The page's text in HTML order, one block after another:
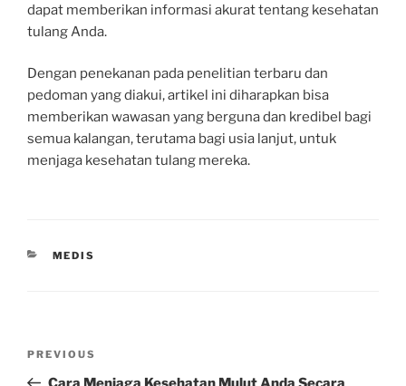
dapat memberikan informasi akurat tentang kesehatan
tulang Anda.
Dengan penekanan pada penelitian terbaru dan
pedoman yang diakui, artikel ini diharapkan bisa
memberikan wawasan yang berguna dan kredibel bagi
semua kalangan, terutama bagi usia lanjut, untuk
menjaga kesehatan tulang mereka.
CATEGORIES
MEDIS
Previous
Post
PREVIOUS